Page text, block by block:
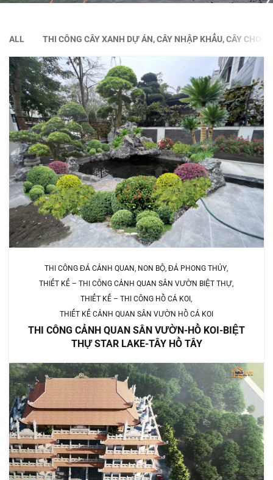
ALL THI CÔNG CÂY XANH DỰ ÁN, CÂY NHẬP KHẨU, CÂY CHO
THI CÔNG ĐÁ CẢNH QUAN, NON BỘ, ĐÁ PHONG THỦY
THIẾT KẾ – THI CÔNG CẢNH QUAN SÂN VƯỜN BIỆT THỰ
THIẾT KẾ – THI CÔNG HỒ CÁ KOI
THIẾT KẾ CẢNH QUAN SÂN VƯỜN HỒ CÁ KOI
THI CÔNG CẢNH QUAN SÂN VƯỜN-HỒ KOI-BIỆT
THỰ STAR LAKE-TÂY HỒ TÂY